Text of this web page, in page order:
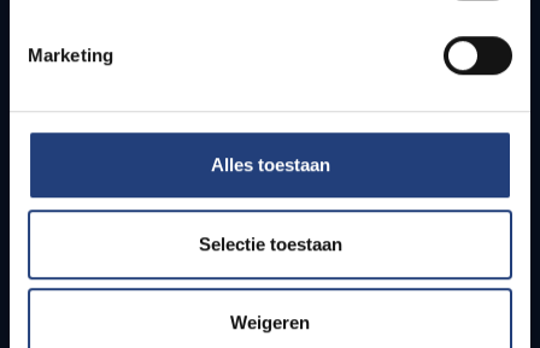
Marketing
Alles toestaan
Selectie toestaan
Weigeren
Studenten
PhD-studenten
Leerkrachten en secundaire scholen